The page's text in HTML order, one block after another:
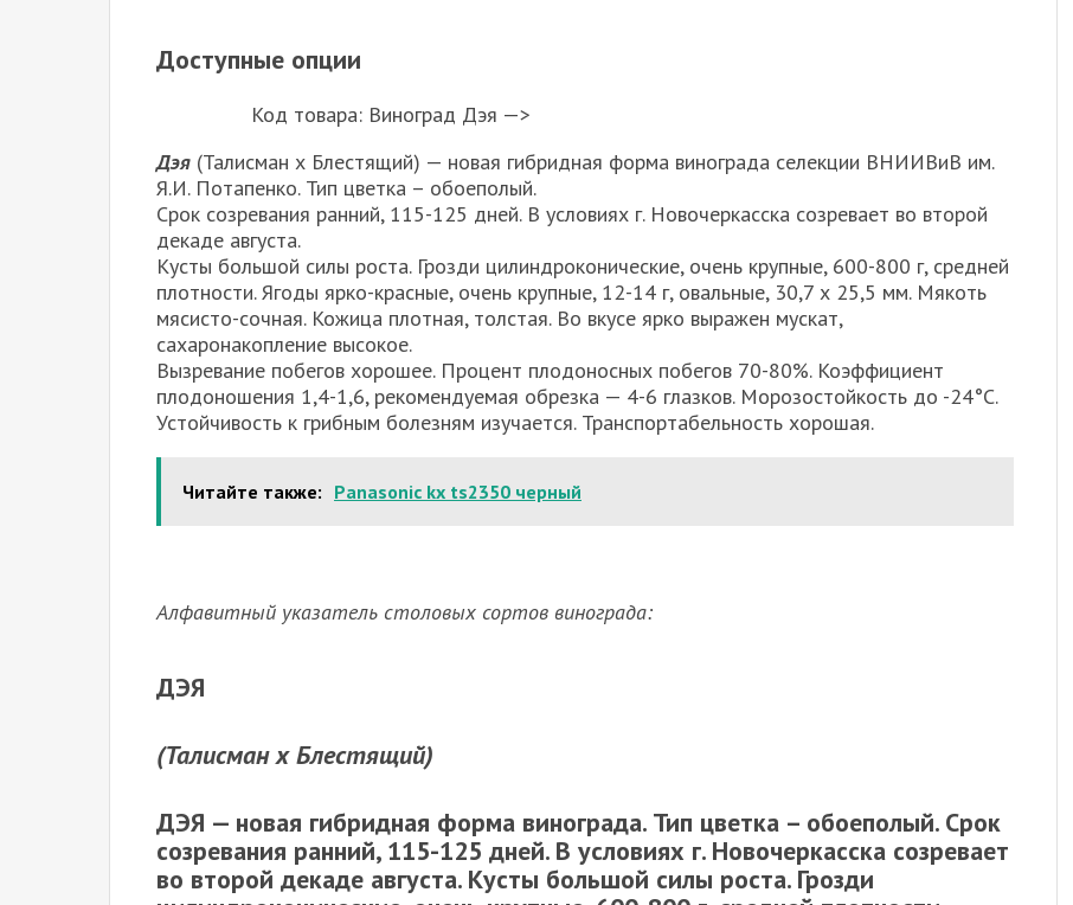
Доступные опции
Код товара: Виноград Дэя —>
Дэя (Талисман х Блестящий) — новая гибридная форма винограда селекции ВНИИВиВ им.
Я.И. Потапенко. Тип цветка – обоеполый.
Срок созревания ранний, 115-125 дней. В условиях г. Новочеркасска созревает во второй
декаде августа.
Кусты большой силы роста. Грозди цилиндроконические, очень крупные, 600-800 г, средней
плотности. Ягоды ярко-красные, очень крупные, 12-14 г, овальные, 30,7 х 25,5 мм. Мякоть
мясисто-сочная. Кожица плотная, толстая. Во вкусе ярко выражен мускат,
сахаронакопление высокое.
Вызревание побегов хорошее. Процент плодоносных побегов 70-80%. Коэффициент
плодоношения 1,4-1,6, рекомендуемая обрезка — 4-6 глазков. Морозостойкость до -24°С.
Устойчивость к грибным болезням изучается. Транспортабельность хорошая.
Читайте также: Panasonic kx ts2350 черный
Алфавитный указатель столовых сортов винограда:
ДЭЯ
(Талисман х Блестящий)
ДЭЯ — новая гибридная форма винограда. Тип цветка – обоеполый. Срок
созревания ранний, 115-125 дней. В условиях г. Новочеркасска созревает
во второй декаде августа. Кусты большой силы роста. Грозди